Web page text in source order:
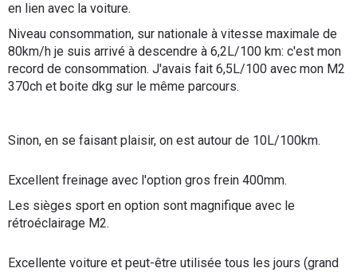
en lien avec la voiture.
Niveau consommation, sur nationale à vitesse maximale de
80km/h je suis arrivé à descendre à 6,2L/100 km: c'est mon
record de consommation. J'avais fait 6,5L/100 avec mon M2
370ch et boite dkg sur le même parcours.
Sinon, en se faisant plaisir, on est autour de 10L/100km.
Excellent freinage avec l'option gros frein 400mm.
Les sièges sport en option sont magnifique avec le
rétroéclairage M2.
Excellente voiture et peut-être utilisée tous les jours (grand